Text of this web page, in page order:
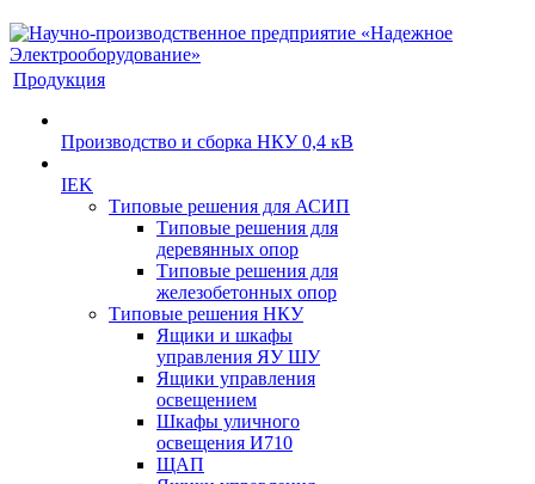
Продукция
Производство и сборка НКУ 0,4 кВ
IEK
Типовые решения для АСИП
Типовые решения для
деревянных опор
Типовые решения для
железобетонных опор
Типовые решения НКУ
Ящики и шкафы
управления ЯУ ШУ
Ящики управления
освещением
Шкафы уличного
освещения И710
ЩАП